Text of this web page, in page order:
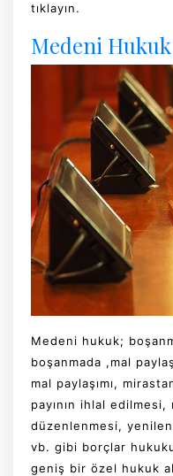
tıklayın.
Medeni Hukuk
Medeni hukuk;
boşanmada ,mal
mal paylaşımı,
payının ihlal
düzenlenmesi,
vb. gibi borçlar
geniş bir özel hukuk